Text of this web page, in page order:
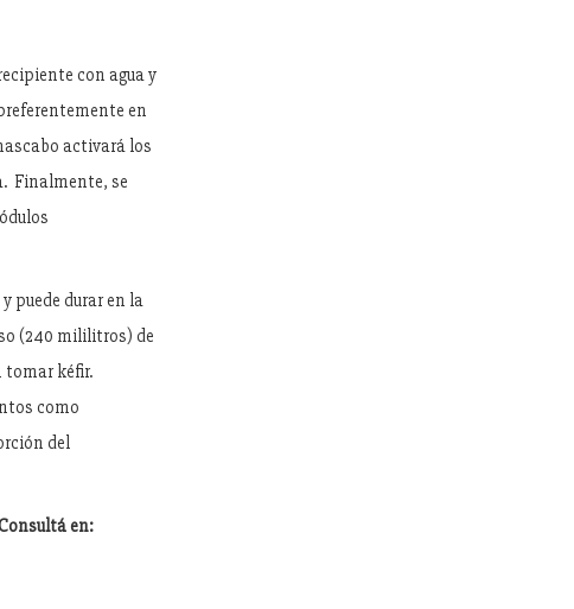
con agua y
en
activará los
Finalmente, se
puede durar en la
(240 mililitros) de
tomar kéfir.
como
del
en: